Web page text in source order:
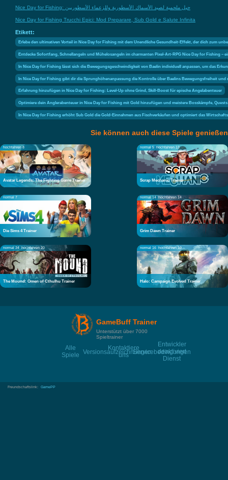
Nice Day for Fishing: حيل ملحمية لصيد الأسماك الأسطورية وللزعماء الأسطوريين
Nice Day for Fishing Trucchi Epici: Mod Preparare, Sub Gold e Salute Infinita
Etikett:
Erlebe den ultimativen Vorteil in Nice Day for Fishing mit dem Unendliche Gesundheit-Effekt, der dich zum
Entdecke Sofortfang, Schnellangeln und Mühelosangeln im charmanten Pixel-Art-RPG Nice Day for Fishing
In Nice Day for Fishing lässt sich die Bewegungsgeschwindigkeit von Baelin individuell anpassen, um das
In Nice Day for Fishing gibt dir die Sprunghöhenanpassung die Kontrolle über Baelins Bewegungsfreiheit
Erfahrung hinzufügen in Nice Day for Fishing: Level-Up ohne Grind, Skill-Boost für epische Angelabenteuer
Optimiere dein Anglerabenteuer in Nice Day for Fishing mit Gold hinzufügen und meistere Bosskämpfe,
In Nice Day for Fishing erhöht Sub Gold die Gold-Einnahmen aus Fischverkäufen und optimiert das
Sie können auch diese Spiele genießen
hochfahren 8
Avatar Legends: The Fighting Game Trainer
normal 5 hochfahren 13
Scrap Mechanic Trainer
normal 7
Die Sims 4 Trainer
normal 14 hochfahren 14
Grim Dawn Trainer
normal 34 hochfahren 20
The Mound: Omen of Cthulhu Trainer
normal 16 hochfahren 10
Halo: Campaign Evolved Trainer
GameBuff Trainer
Unterstützt über 7000
Spieltrainer
Alle
Spiele Versionsaufzeichnungen
Kontaktiere
uns Servicebedingungen
Entwickler
deaktiviert
Dienst
Freundschaftslink: GamePP